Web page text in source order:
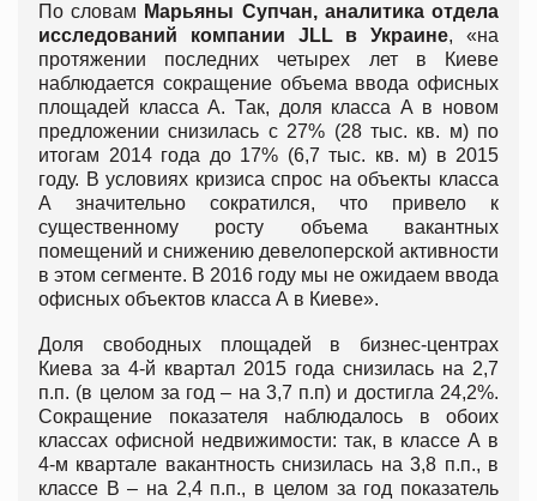
По словам Марьяны Супчан, аналитика отдела
исследований компании JLLв Украине, «на
протяжении последних четырех лет в Киеве
наблюдается сокращение объема ввода офисных
площадей класса А. Так, доля класса А в новом
предложении снизилась с 27% (28 тыс. кв. м) по
итогам 2014 года до 17% (6,7 тыс. кв. м) в 2015
году. В условиях кризиса спрос на объекты класса
А значительно сократился, что привело к
существенному росту объема вакантных
помещений и снижению девелоперской активности
в этом сегменте. В 2016 году мы не ожидаем ввода
офисных объектов класса А в Киеве».
Доля свободных площадей в бизнес-центрах
Киева за 4-й квартал 2015 года снизилась на 2,7
п.п. (в целом за год – на 3,7 п.п) и достигла 24,2%.
Сокращение показателя наблюдалось в обоих
классах офисной недвижимости: так, в классе А в
4-м квартале вакантность снизилась на 3,8 п.п., в
классе B – на 2,4 п.п., в целом за год показатель